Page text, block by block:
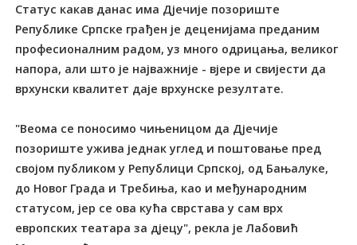
Статус какав данас има Дјечије позориште
Републике Српске грађен је деценијама преданим
професионалним радом, уз много одрицања, великог
напора, али што је најважније - вјере и свијести да
врхунски квалитет даје врхунске резултате.
"Веома се поносимо чињеницом да Дјечије
позориште ужива једнак углед и поштовање пред
својом публиком у Републици Српској, од Бањалуке,
до Новог Града и Требиња, као и међународним
статусом, јер се ова кућа сврстава у сам врх
европских театара за дјецу", рекла је Лабовић